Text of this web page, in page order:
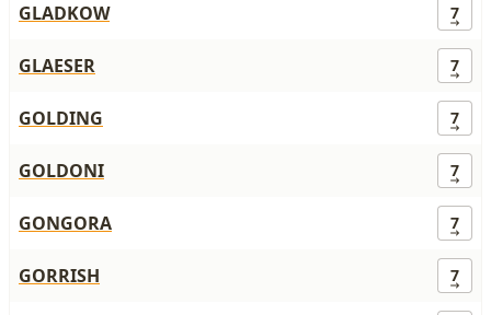
GLADKOW 7
GLAESER 7
GOLDING 7
GOLDONI 7
GONGORA 7
GORRISH 7